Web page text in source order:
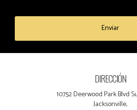
Enviar
DIRECCIÓN
10752 Deerwood Park Blvd
Jacksonville,